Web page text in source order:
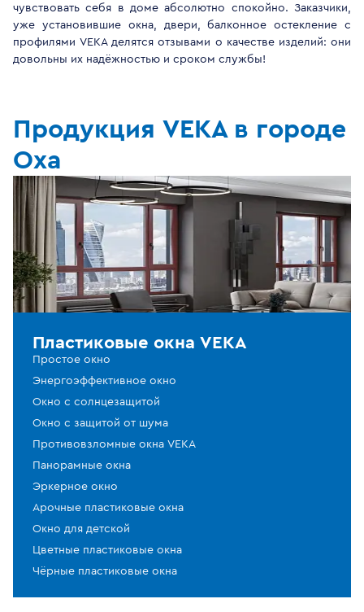
чувствовать себя в доме абсолютно спокойно. Заказчики,
уже установившие окна, двери, балконное остекление с
профилями VEKA делятся отзывами о качестве изделий: они
довольны их надёжностью и сроком службы!
Продукция VEKA в городе
Оха
Пластиковые окна VEKA
Простое окно
Энергоэффективное окно
Окно с солнцезащитой
Окно с защитой от шума
Противовзломные окна VEKA
Панорамные окна
Эркерное окно
Арочные пластиковые окна
Окно для детской
Цветные пластиковые окна
Чёрные пластиковые окна